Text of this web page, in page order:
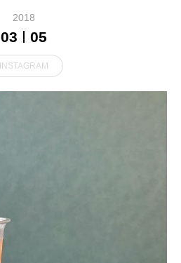
2018
03 05
INSTAGRAM